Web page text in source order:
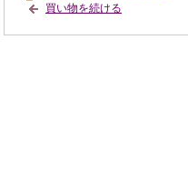
買い物を続ける